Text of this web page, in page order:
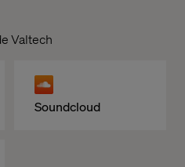
Valtech
Soundcloud